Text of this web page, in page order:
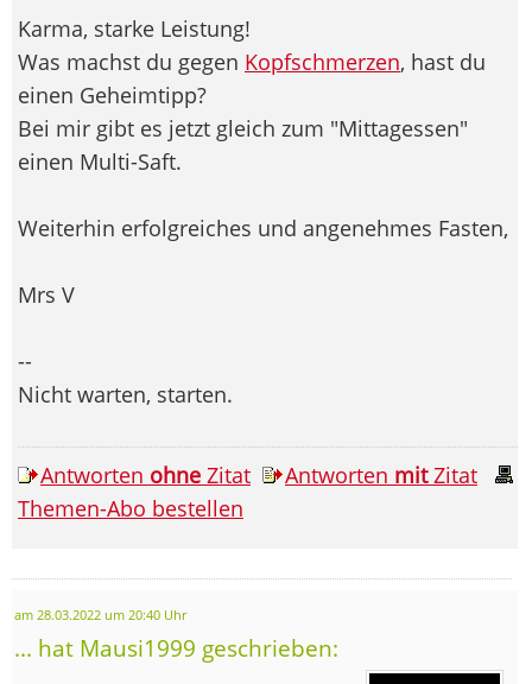
Karma, starke Leistung!
Was machst du gegen Kopfschmerzen, hast du
einen Geheimtipp?
Bei mir gibt es jetzt gleich zum "Mittagessen"
einen Multi-Saft.
Weiterhin erfolgreiches und angenehmes Fasten,
Mrs V
--
Nicht warten, starten.
Antworten ohne Zitat Antworten mitZitat
Themen-Abo bestellen
am 28.03.2022 um 20:40 Uhr
... hat Mausi1999 geschrieben: